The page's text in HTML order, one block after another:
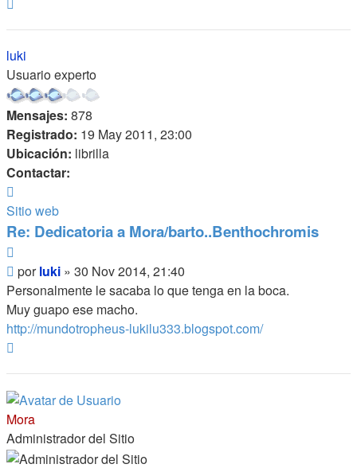
luki
Usuario experto
Mensajes: 878
Registrado: 19 May 2011, 23:00
Ubicación: librilla
Contactar:
luki
Sitio web
Re: Dedicatoria a Mora/barto..Benthochromis
Mensaje
porluki » 30 Nov 2014, 21:40
Personalmente le sacaba lo que tenga en la boca.
Muy guapo ese macho.
http://mundotropheus-lukilu333.blogspot.com/
Mora
Administrador del Sitio